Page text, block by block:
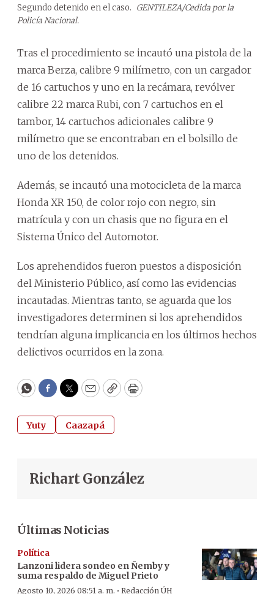
Segundo detenido en el caso. GENTILEZA/Cedida por la
Policía Nacional.
Tras el procedimiento se incautó una pistola de la
marca Berza, calibre 9 milímetro, con un cargador
de 16 cartuchos y uno en la recámara, revólver
calibre 22 marca Rubi, con 7 cartuchos en el
tambor, 14 cartuchos adicionales calibre 9
milímetro que se encontraban en el bolsillo de
uno de los detenidos.
Además, se incautó una motocicleta de la marca
Honda XR 150, de color rojo con negro, sin
matrícula y con un chasis que no figura en el
Sistema Único del Automotor.
Los aprehendidos fueron puestos a disposición
del Ministerio Público, así como las evidencias
incautadas. Mientras tanto, se aguarda que los
investigadores determinen si los aprehendidos
tendrían alguna implicancia en los últimos hechos
delictivos ocurridos en la zona.
WhatsApp
Facebook
Twitter
EmailCopyPrint
Yuty Caazapá
Richart González
Últimas Noticias
Política
Lanzoni lidera sondeo en Ñemby y
suma respaldo de Miguel Prieto
Agosto 10, 2026 08:51 a. m. Redacción ÚH